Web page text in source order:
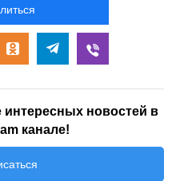
новостей в
канале!